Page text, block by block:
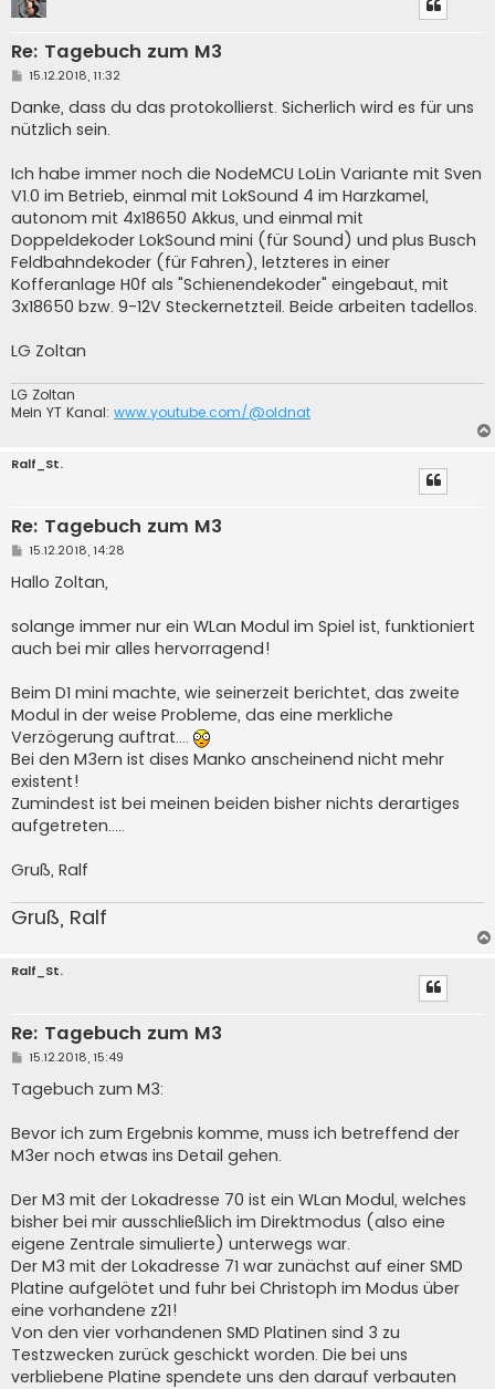
Re: Tagebuch zum M3
B
i
t
r
15.12.2018, 11:32
Danke, dass du das protokollierst. Sicherlich wird es für uns
nützlich sein.
Ich habe immer noch die NodeMCU LoLin Variante mit Sven
V1.0 im Betrieb, einmal mit LokSound 4 im Harzkamel,
autonom mit 4x18650 Akkus, und einmal mit
Doppeldekoder LokSound mini (für Sound) und plus Busch
Feldbahndekoder (für Fahren), letzteres in einer
Kofferanlage H0f als "Schienendekoder" eingebaut, mit
3x18650 bzw. 9-12V Steckernetzteil. Beide arbeiten tadellos.
LG Zoltan
LG Zoltan
Mein YT Kanal: www.youtube.com/@oldnat
Ralf_St.
Re: Tagebuch zum M3
B
i
t
a
g
15.12.2018, 14:28
Hallo Zoltan,
solange immer nur ein WLan Modul im Spiel ist, funktioniert
auch bei mir alles hervorragend!
Beim D1 mini machte, wie seinerzeit berichtet, das zweite
Modul in der weise Probleme, das eine merkliche
Verzögerung auftrat....
Bei den M3ern ist dises Manko anscheinend nicht mehr
existent!
Zumindest ist bei meinen beiden bisher nichts derartiges
aufgetreten.....
Gruß, Ralf
Gruß, Ralf
Ralf_St.
Re: Tagebuch zum M3
B
i
t
a
g
15.12.2018, 15:49
Tagebuch zum M3:
Bevor ich zum Ergebnis komme, muss ich betreffend der
M3er noch etwas ins Detail gehen.
Der M3 mit der Lokadresse 70 ist ein WLan Modul, welches
bisher bei mir ausschließlich im Direktmodus (also eine
eigene Zentrale simulierte) unterwegs war.
Der M3 mit der Lokadresse 71 war zunächst auf einer SMD
Platine aufgelötet und fuhr bei Christoph im Modus über
eine vorhandene z21!
Von den vier vorhandenen SMD Platinen sind 3 zu
Testzwecken zurück geschickt worden. Die bei uns
verbliebene Platine spendete uns den darauf verbauten